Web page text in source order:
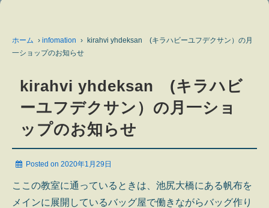
ホーム › infomation ›
kirahvi yhdeksan (キラハビーユフデクサン）の月
一ショップのお知らせ
kirahvi yhdeksan (キラハビ
ーユフデクサン）の月一ショ
ップのお知らせ
Posted on 2020年1月29日
ここの教室に通っているときは、池尻大橋にある帆布を
メインに展開しているバッグ屋で働きながらバッグ作り